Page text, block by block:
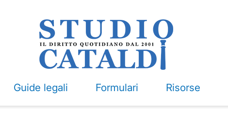
Guide legali Formulari Risorse